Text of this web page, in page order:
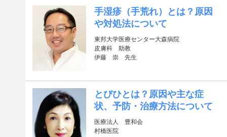
手湿疹（手荒れ）とは？原因
や対処法について
東邦大学医療センター大森病院
皮膚科 助教
伊藤 崇 先生
とびひとは？原因や主な症
状、予防・治療方法について
医療法人 豊和会
村橋医院